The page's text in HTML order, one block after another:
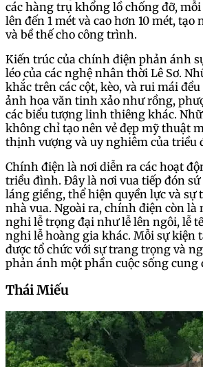
các hàng trụ khổng lồ chống đỡ,
lên đến 1 mét và cao hơn 10 mét, tạo
và bề thế cho công trình.
Kiến trúc của chính điện phản ánh
léo của các nghệ nhân thời Lê Sơ.
khắc trên các cột, kèo, và rui mái
ảnh hoa văn tinh xảo như rồng,
các biểu tượng linh thiêng khác.
không chỉ tạo nên vẻ đẹp mỹ thuật
thịnh vượng và uy nghiêm của triều
Chính điện là nơi diễn ra các hoạt
triều đình. Đây là nơi vua tiếp đón
láng giềng, thể hiện quyền lực và sự
nhà vua. Ngoài ra, chính điện còn là
nghi lễ trọng đại như lễ lên ngôi, lễ
nghi lễ hoàng gia khác. Mỗi sự kiện
được tổ chức với sự trang trọng và
phản ánh một phần cuộc sống
Thái Miếu